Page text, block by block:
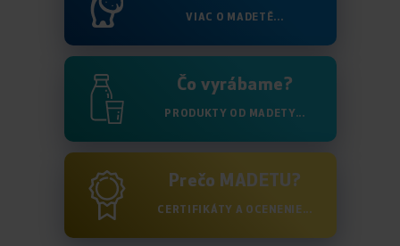
VIAC O MADETĚ...
Čo vyrábame?
PRODUKTY OD MADETY...
Prečo MADETU?
CERTIFIKÁTY A OCENENIE...